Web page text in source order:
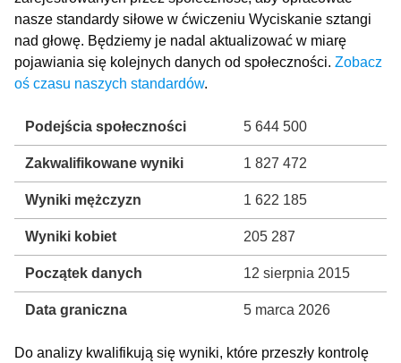
nasze standardy siłowe w ćwiczeniu Wyciskanie sztangi
nad głowę. Będziemy je nadal aktualizować w miarę
pojawiania się kolejnych danych od społeczności. Zobacz
oś czasu naszych standardów.
Podejścia społeczności 5 644 500
Zakwalifikowane wyniki 1 827 472
Wyniki mężczyzn 1 622 185
Wyniki kobiet 205 287
Początek danych 12 sierpnia 2015
Data graniczna 5 marca 2026
Do analizy kwalifikują się wyniki, które przeszły kontrolę